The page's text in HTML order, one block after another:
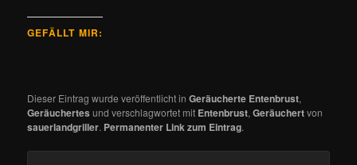
GEFÄLLT MIR:
Dieser Eintrag wurde veröffentlicht inGeräucherte Entenbrust,
Geräuchertes und verschlagwortet mit Entenbrust,Geräuchertvon
sauerlandgriller. Permanenter Link zum Eintrag.